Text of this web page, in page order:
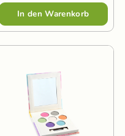
In den Warenkorb